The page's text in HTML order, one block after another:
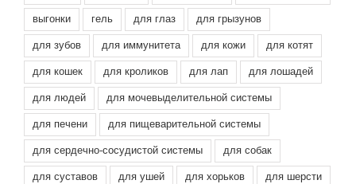
выгонки гель для глаз для грызунов
для зубов для иммунитета для кожи для котят
для кошек для кроликов для лап для лошадей
для людей для мочевыделительной системы
для печени для пищеварительной системы
для сердечно-сосудистой системы для собак
для суставов для ушей для хорьков для шерсти